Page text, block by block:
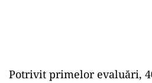
Potrivit primelor evaluări,